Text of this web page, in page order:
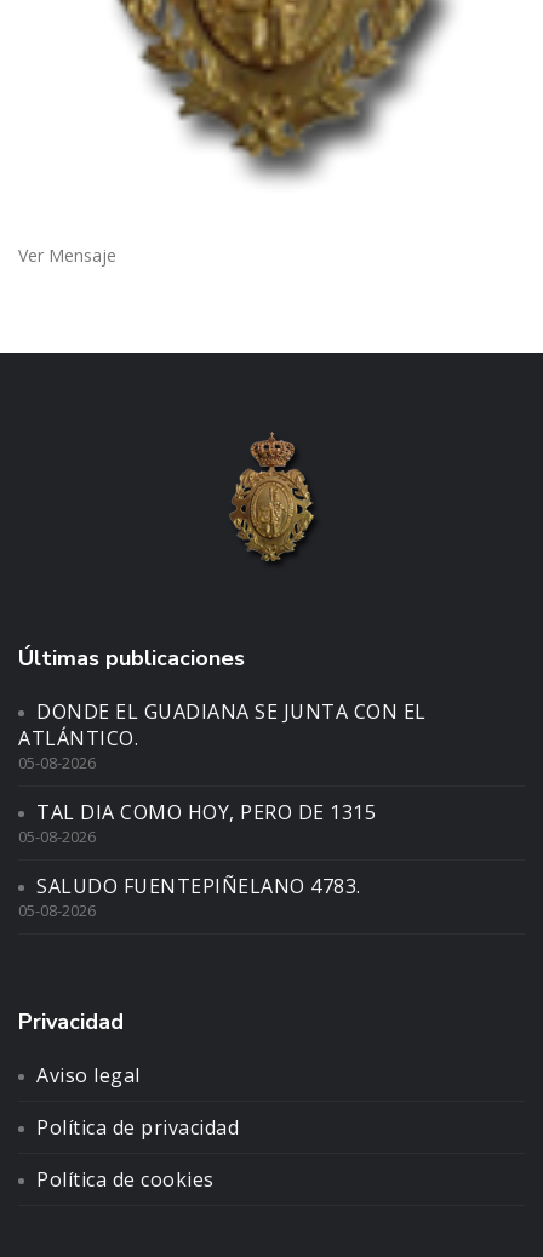
Ver Mensaje
Últimas publicaciones
DONDE EL GUADIANA SE JUNTA CON EL
ATLÁNTICO.
05-08-2026
TAL DIA COMO HOY, PERO DE 1315
05-08-2026
SALUDO FUENTEPIÑELANO 4783.
05-08-2026
Privacidad
Aviso legal
Política de privacidad
Política de cookies